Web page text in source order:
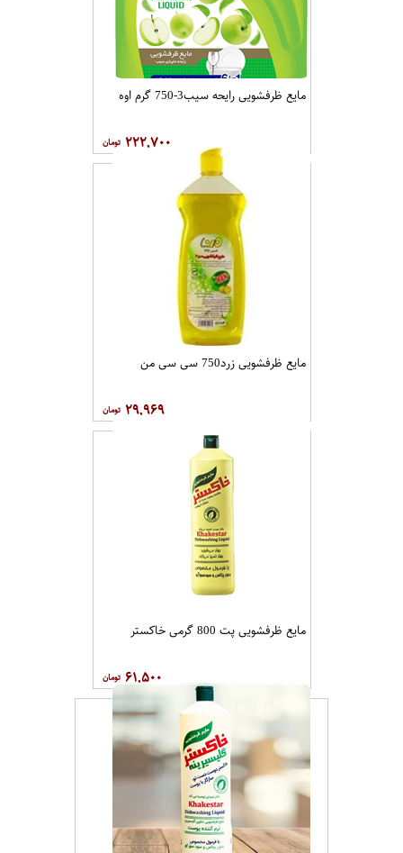
مایع ظرفشویی رایحه سیب3-750 گرم اوه
۲۲۲,۷۰۰
مایع ظرفشویی زرد750 سی سی من
۲۹,۹۶۹
مایع ظرفشویی پت 800 گرمی خاکستر
۶۱,۵۰۰